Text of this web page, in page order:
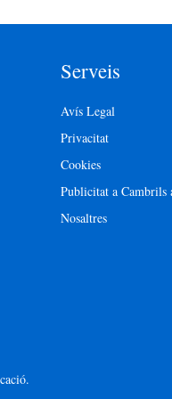
Serveis
Avís Legal
Privacitat
Cookies
Publicitat a Cambrils
Nosaltres